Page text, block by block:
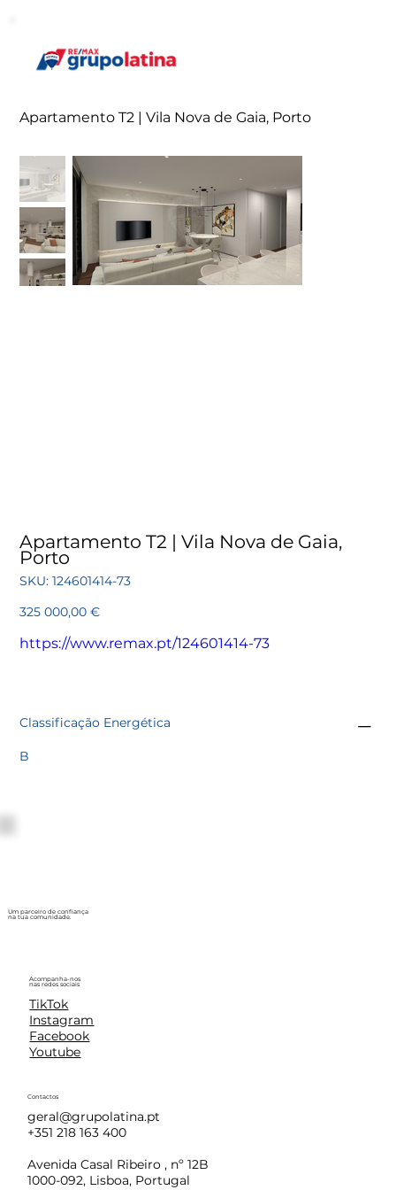
Apartamento T2 | Vila Nova de Gaia, Porto
Apartamento T2 | Vila Nova de Gaia,
Porto
SKU: SKU
124601414-
124601414-73
Preço
325 000,00 €
https://www.remax.pt/124601414-73
Classificação Energética
B
Um parceiro de confiança
na tua comunidade.
Acompanha-nos
nas redes sociais
TikTok
Instagram
Facebook
Youtube
Contactos
geral@grupolatina.pt
+351 218 163 400
Avenida Casal Ribeiro , nº 12B
1000-092, Lisboa, Portugal